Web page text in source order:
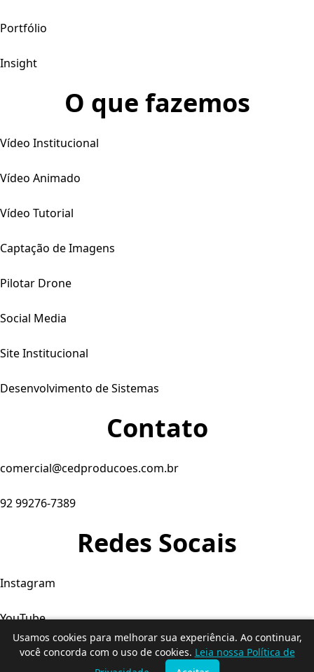
Usamos cookies para melhorar sua experiência. Ao continuar,
você concorda com o uso de cookies. Leia nossa Política de
Portfólio
Insight
O que fazemos
Vídeo Institucional
Vídeo Animado
Vídeo Tutorial
Captação de Imagens
Pilotar Drone
Social Media
Site Institucional
Desenvolvimento de Sistemas
Contato
comercial@cedproducoes.com.br
92 99276-7389
Redes Socais
Instagram
YouTube
Facebook